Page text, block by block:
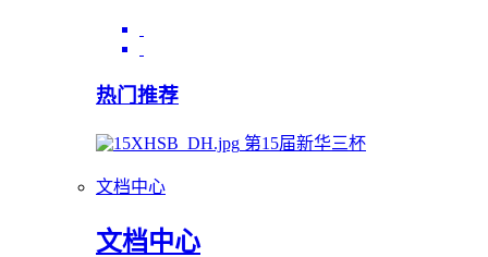
热门推荐
第15届新华三杯
文档中心
文档中心